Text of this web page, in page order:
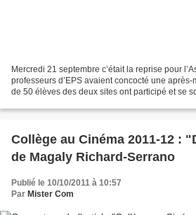
Mercredi 21 septembre c’était la reprise pour
professeurs d’EPS avaient concocté une
de 50 élèves des deux sites ont participé et se
Collège au Cinéma 2011-12 :
de Magaly Richard-Serrano
Publié le 10/10/2011 à 10:57
Par Mister Com